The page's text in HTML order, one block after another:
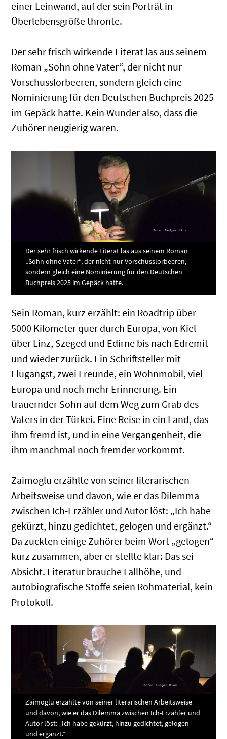
einer Leinwand, auf der sein Porträt in
Überlebensgröße thronte.
Der sehr frisch wirkende Literat las aus seinem
Roman „Sohn ohne Vater“, der nicht nur
Vorschusslorbeeren, sondern gleich eine
Nominierung für den Deutschen Buchpreis 2025
im Gepäck hatte. Kein Wunder also, dass die
Zuhörer neugierig waren.
Der sehr frisch wirkende Literat las aus seinem Roman
„Sohn ohne Vater“, der nicht nur Vorschusslorbeeren,
sondern gleich eine Nominierung für den Deutschen
Buchpreis 2025 im Gepäck hatte.
Sein Roman, kurz erzählt: ein Roadtrip über
5000 Kilometer quer durch Europa, von Kiel
über Linz, Szeged und Edirne bis nach Edremit
und wieder zurück. Ein Schriftsteller mit
Flugangst, zwei Freunde, ein Wohnmobil, viel
Europa und noch mehr Erinnerung. Ein
trauernder Sohn auf dem Weg zum Grab des
Vaters in der Türkei. Eine Reise in ein Land, das
ihm fremd ist, und in eine Vergangenheit, die
ihm manchmal noch fremder vorkommt.
Zaimoglu erzählte von seiner literarischen
Arbeitsweise und davon, wie er das Dilemma
zwischen Ich-Erzähler und Autor löst: „Ich habe
gekürzt, hinzu gedichtet, gelogen und ergänzt.“
Da zuckten einige Zuhörer beim Wort „gelogen“
kurz zusammen, aber er stellte klar: Das sei
Absicht. Literatur brauche Fallhöhe, und
autobiografische Stoffe seien Rohmaterial, kein
Protokoll.
Zaimoglu erzählte von seiner literarischen Arbeitsweise
und davon, wie er das Dilemma zwischen Ich-Erzähler und
Autor löst: „Ich habe gekürzt, hinzu gedichtet, gelogen
und ergänzt.“